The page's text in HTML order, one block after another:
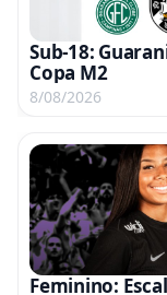
Sub-18:
Copa M2
8/08/2026
Feminino: